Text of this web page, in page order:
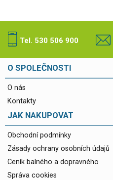
Tel. 530 506 900
O SPOLEČNOSTI
O nás
Kontakty
JAK NAKUPOVAT
Obchodní podmínky
Zásady ochrany osobních údajů
Ceník balného a dopravného
Správa cookies